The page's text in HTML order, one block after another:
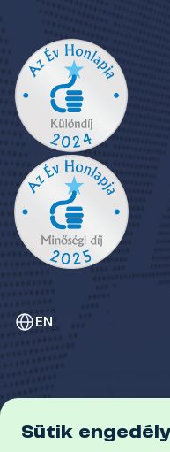
EN
ADATVÉDELEM
Sütik